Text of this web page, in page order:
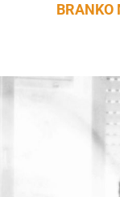
BRANKO